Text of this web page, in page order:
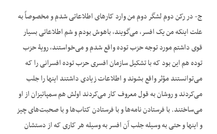
ج- در رکن دوم لشگر دوم من وارد کارهای اطلاعاتی شدم و مخصوصاً به
علت اینکه من یک افسر، می‌گویند، باهوش بودم و شم اطلاعاتی بسیار
قوی داشتم مورد توجه حزب توده واقع شدم و می‌خواستند، رویۀ حزب
توده هم این بود که با تشکیل سازمان افسری حزب توده افسرانی را که
می‌توانستند مؤثر واقع بشوند و اطلاعات زیادی داشتند این‏ها را جلب
می‌کردند و روشان به قول معروف کار می‌کردند اولش هم سمپاتیزان از او
می‌ساختند. با فرستادن نامه‌ها و با فرستادن کتاب‌ها و با صحبت‌های چیز
و این‏ها و حتی به وسیله جلب آن افسر به وسیله هر کاری که از دستشان